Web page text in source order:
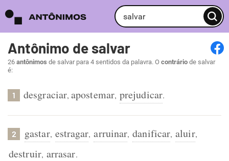
Antônimo de salvar
26 antônimos de salvar para 4 sentidos da palavra. O contrário de salvar
é:
1 desgraciar, apostemar, prejudicar.
2 gastar, estragar, arruinar, danificar, aluir,
destruir, arrasar.